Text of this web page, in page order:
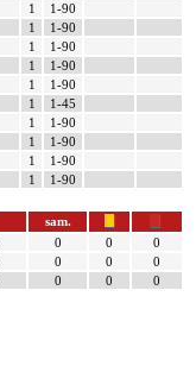
1
1-90
1
1-90
1
1-90
1
1-90
1
1-90
1
1-45
1
1-90
1
1-90
1
1-90
1 1-90
sam.
0 0
0
0 0
0
0 0 0